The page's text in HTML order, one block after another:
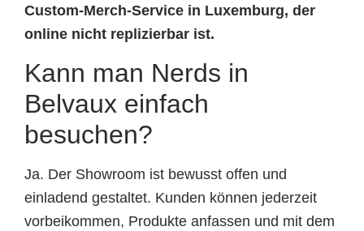
Custom-Merch-Service in Luxemburg, der
online nicht replizierbar ist.
Kann man Nerds in
Belvaux einfach
besuchen?
Ja. Der Showroom ist bewusst offen und
einladend gestaltet. Kunden können jederzeit
vorbeikommen, Produkte anfassen und mit dem